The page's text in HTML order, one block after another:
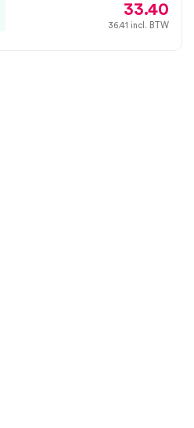
33.40
36.41 incl. BTW